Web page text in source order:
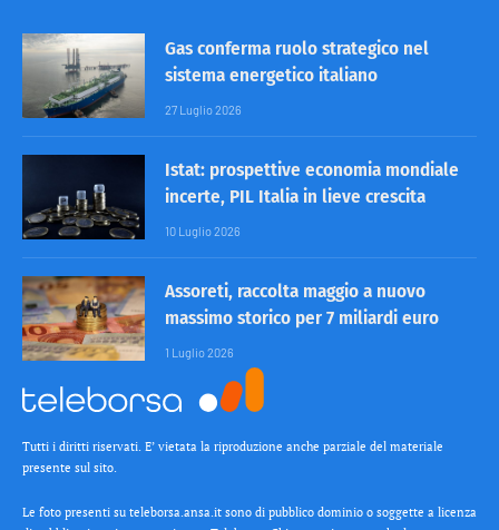
Gas conferma ruolo strategico nel
sistema energetico italiano
27 Luglio 2026
Istat: prospettive economia mondiale
incerte, PIL Italia in lieve crescita
10 Luglio 2026
Assoreti, raccolta maggio a nuovo
massimo storico per 7 miliardi euro
1 Luglio 2026
Tutti i diritti riservati. E’ vietata la riproduzione anche parziale del materiale
presente sul sito.
Le foto presenti su teleborsa.ansa.it sono di pubblico dominio o soggette a licenza